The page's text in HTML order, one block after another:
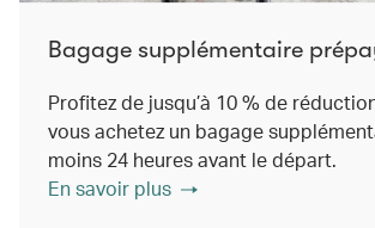
Bagage supplémentaire
Profitez de jusqu’à 10 % de
vous achetez un bagage
moins 24 heures avant le départ.
En savoir plus